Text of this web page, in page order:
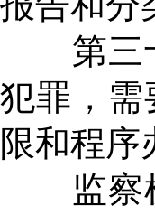
第三十
犯罪，需
限和程序
监察机